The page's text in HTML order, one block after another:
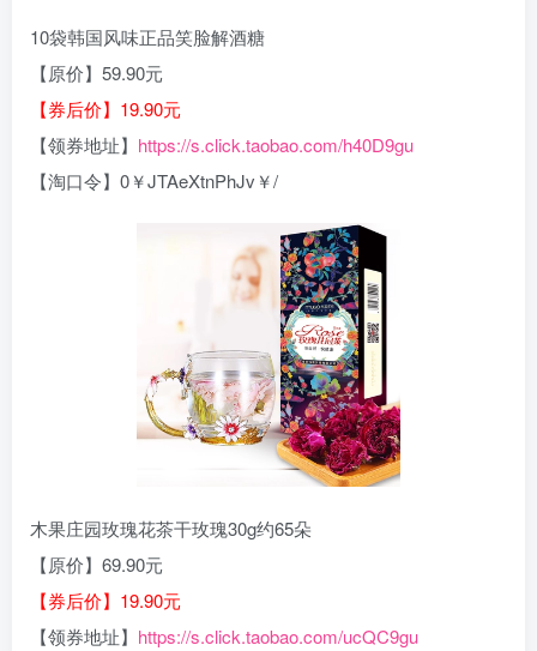
10袋韩国风味正品笑脸解酒糖
【原价】59.90元
【券后价】19.90元
【领券地址】 https://s.click.taobao.com/h40D9gu
【淘口令】0￥JTAeXtnPhJv￥/
木果庄园玫瑰花茶干玫瑰30g约65朵
【原价】69.90元
【券后价】19.90元
【领券地址】 https://s.click.taobao.com/ucQC9gu